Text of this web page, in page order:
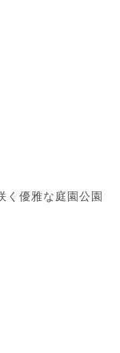
く優雅な庭園公園